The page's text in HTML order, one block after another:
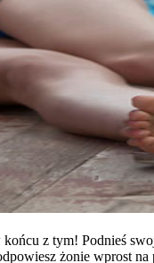
z tym! Podnieś
żonie wprost